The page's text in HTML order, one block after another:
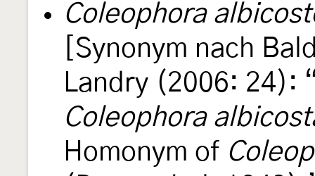
Coleophora
[Synonym nach
Landry (2006: 24):
Coleophora
Homonym of